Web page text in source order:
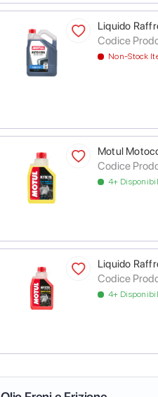
Liquido
Codice
Non-Stock
Motul
Codice
4+
Liquido
Codice
4+